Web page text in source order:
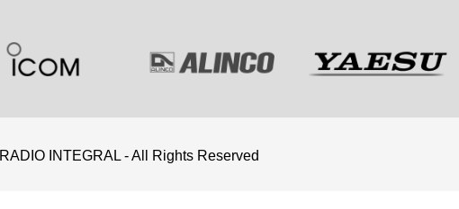
RADIO INTEGRAL - All Rights Reserved